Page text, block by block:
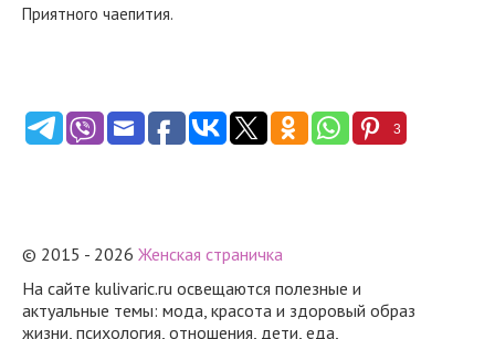
Приятного чаепития.
3
© 2015 - 2026 Женская страничка
На сайте kulivaric.ru освещаются полезные и
актуальные темы: мода, красота и здоровый образ
жизни, психология, отношения, дети, еда,